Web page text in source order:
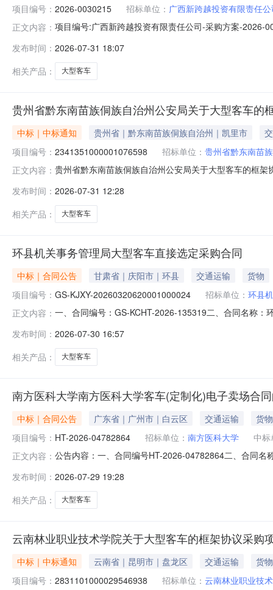
项目编号： 2026-0030215 招标单位： 广西新跨越投资有限责任
正文内容： 项目编号:广西新跨越投资有限责任公司-采购方案-2026-
目名称：柯斯达客车采购项目二、项目概况：广西新跨
采购项
发布时间： 2026-07-31 18:07
相关产品：
大型客车
贵州省黔东南苗族侗族自治州公安局关于大型客车的
中标｜中标通知 贵州省｜黔东南苗族侗族自治州｜凯里市
项目编号： 2341351000001076598 招标单位： 贵州省黔东南苗
正文内容： 贵州省黔东南苗族侗族自治州公安局关于大型客车的框
金额（元）:预算总额（元）:项目所在行政区划编码
发布时间： 2026-07-31 12:28
相关产品：
大型客车
环县机关事务管理局大型客车直接选定采购合同
中标｜合同公告 甘肃省｜庆阳市｜环县 交通运输
货物
项目编号： GS-KJXY-20260320620001000024 招标单位： 环县
正文内容： 一、合同编号：GS-KCHT-2026-135319二、合同名称
车销售服务有限公司地址：甘肃省兰州市城关区盐场路
发布时间： 2026-07-30 16:57
相关产品：
大型客车
南方医科大学南方医科大学客车(定制化)电子卖场合
中标｜合同公告 广东省｜广州市｜白云区 交通运输
货物
项目编号： HT-2026-04782864 招标单位： 南方医科大学
中标
正文内容： 公告内容：一、合同编号HT-2026-04782864二、合同
汽车销售服务有限公司地址：新华街道茶园里南路东一
发布时间： 2026-07-29 19:28
相关产品：
大型客车
云南林业职业技术学院关于大型客车的框架协议采购
中标｜中标通知 云南省｜昆明市｜盘龙区 交通运输
货物
项目编号： 2831101000029546938 招标单位： 云南林业职业技